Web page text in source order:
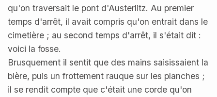
qu'on traversait le pont d'Austerlitz. Au premier
temps d'arrêt, il avait compris qu'on entrait dans le
cimetière ; au second temps d'arrêt, il s'était dit :
voici la fosse.
Brusquement il sentit que des mains saisissaient la
bière, puis un frottement rauque sur les planches ;
il se rendit compte que c'était une corde qu'on